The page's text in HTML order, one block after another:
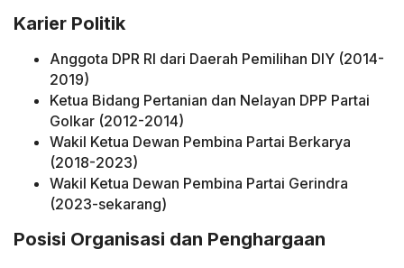
Karier Politik
Anggota DPR RI dari Daerah Pemilihan DIY (2014-
2019)
Ketua Bidang Pertanian dan Nelayan DPP Partai
Golkar (2012-2014)
Wakil Ketua Dewan Pembina Partai Berkarya
(2018-2023)
Wakil Ketua Dewan Pembina Partai Gerindra
(2023-sekarang)
Posisi Organisasi dan Penghargaan